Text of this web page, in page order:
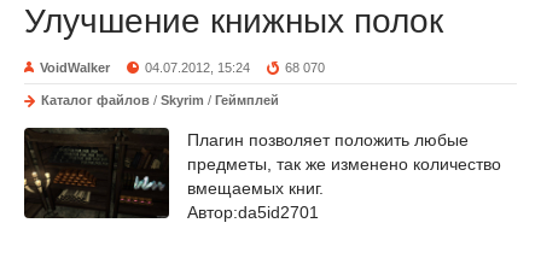
Улучшение книжных полок
VoidWalker 04.07.2012, 15:24 68 070
Каталог файлов / Skyrim / Геймплей
Плагин позволяет положить любые
предметы, так же изменено количество
вмещаемых книг.
Автор:da5id2701